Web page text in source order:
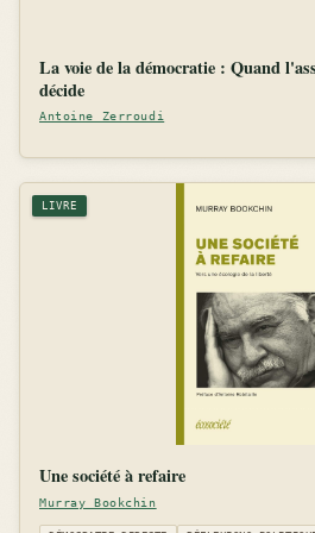
La voie de la démocratie : Quand
décide
Antoine Zerroudi
LIVRE
Une société à refaire
Murray Bookchin